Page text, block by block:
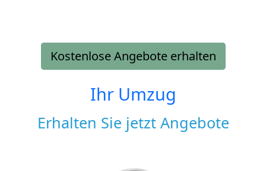
Kostenlose Angebote erhalten
Ihr Umzug
Erhalten Sie jetzt Angebote